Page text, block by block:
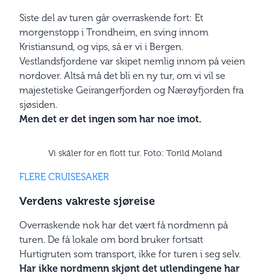
Siste del av turen går overraskende fort: Et
morgenstopp i Trondheim, en sving innom
Kristiansund, og vips, så er vi i Bergen.
Vestlandsfjordene var skipet nemlig innom på veien
nordover. Altså må det bli en ny tur, om vi vil se
majestetiske Geirangerfjorden og Nærøyfjorden fra
sjøsiden.
Men det er det ingen som har noe imot.
Vi skåler for en flott tur. Foto: Torild Moland
FLERE CRUISESAKER
Verdens vakreste sjøreise
Overraskende nok har det vært få nordmenn på
turen. De få lokale om bord bruker fortsatt
Hurtigruten som transport, ikke for turen i seg selv.
Har ikke nordmenn skjønt det utlendingene har